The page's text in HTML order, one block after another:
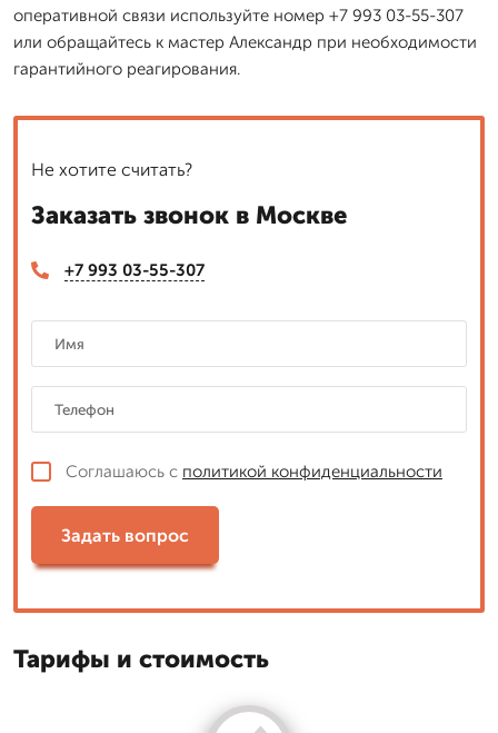
оперативной связи используйте номер +7 993 03-55-307
или обращайтесь к мастер Александр при необходимости
гарантийного реагирования.
Не хотите считать?
Заказать звонок в Москве
+7 993 03-55-307
Соглашаюсь с политикой конфиденциальности
Задать вопрос
Тарифы и стоимость